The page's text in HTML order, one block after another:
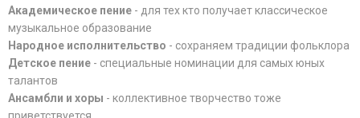
Академическое пение - для тех кто получает классическое
музыкальное образование
Народное исполнительство - сохраняем традиции фольклора
Детское пение - специальные номинации для самых юных
талантов
Ансамбли и хоры - коллективное творчество тоже